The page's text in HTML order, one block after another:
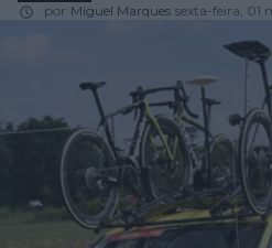
por Miguel Marques sexta-feira, 01